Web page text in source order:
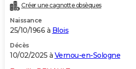
Créer une cagnotte obsèques
Naissance
25/10/1966 à Blois
Décès
10/02/2025 à Vernou-en-Sologne